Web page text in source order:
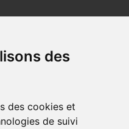
des
des cookies et
de suivi